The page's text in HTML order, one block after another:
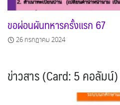
ขอผ่อนผันทหารครั้งแรก 67
26 กรกฎาคม 2024
ข่าวสาร (Card: 5 คอลัมน์)